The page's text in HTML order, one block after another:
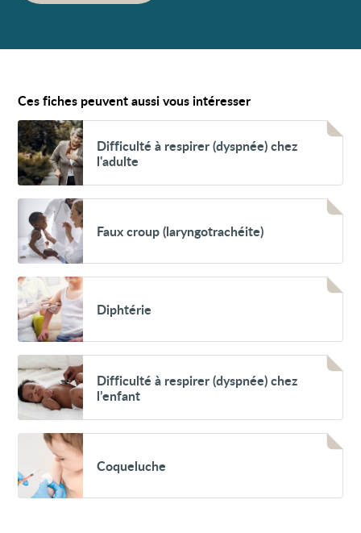
Ces fiches peuvent aussi vous intéresser
Voir
Difficulté
à
respirer
(dyspnée)
l'adulte
Difficulté à respirer (dyspnée) chez
l'adulte
Voir
Faux
croup
(laryngotrachéite)
Faux croup (laryngotrachéite)
Voir
Diphtérie
Diphtérie
Voir
Difficulté
à
respirer
(dyspnée)
l’enfant
Difficulté à respirer (dyspnée) chez
l’enfant
Coqueluche
Coqueluche